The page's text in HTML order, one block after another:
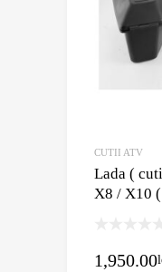
CUTII ATV
Lada (
X8 / X10
1,950.00